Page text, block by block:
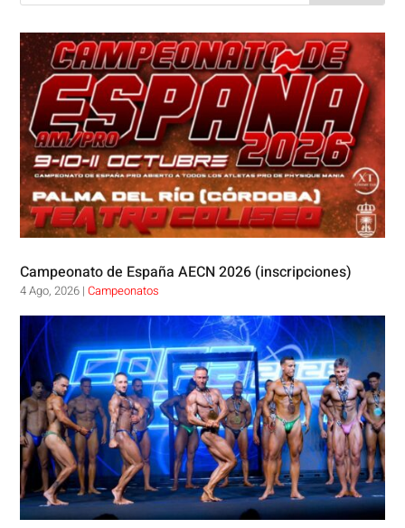
Campeonato de España AECN 2026 (inscripciones)
4 Ago, 2026 |Campeonatos